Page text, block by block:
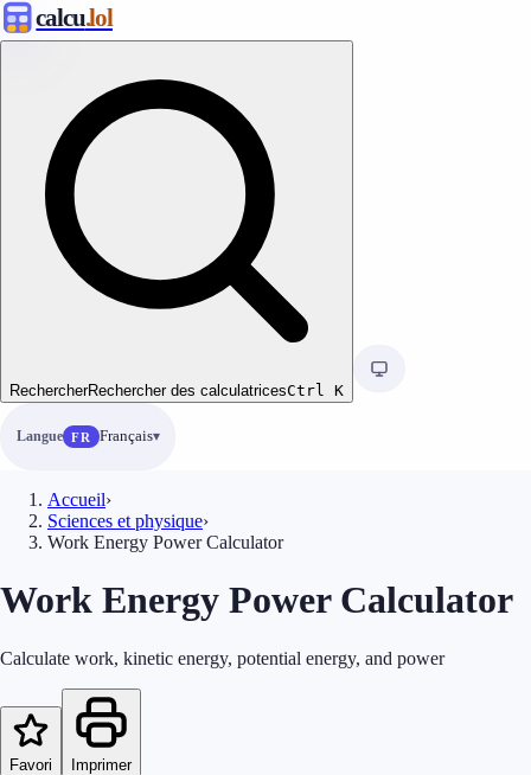
calcu.lol
RechercherRechercher des calculatricesCtrl K
Langue FR Français
Accueil›
Sciences et physique›
Work Energy Power Calculator
Work Energy Power Calculator
Calculate work, kinetic energy, potential energy, and power
Favori Imprimer